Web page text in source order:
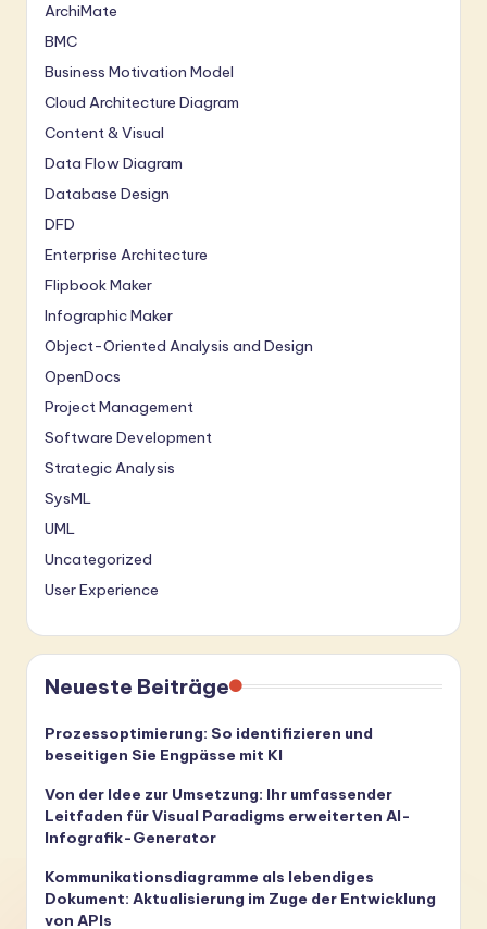
ArchiMate
BMC
Business Motivation Model
Cloud Architecture Diagram
Content & Visual
Data Flow Diagram
Database Design
DFD
Enterprise Architecture
Flipbook Maker
Infographic Maker
Object-Oriented Analysis and Design
OpenDocs
Project Management
Software Development
Strategic Analysis
SysML
UML
Uncategorized
User Experience
Neueste Beiträge
Prozessoptimierung: So identifizieren und
beseitigen Sie Engpässe mit KI
Von der Idee zur Umsetzung: Ihr umfassender
Leitfaden für Visual Paradigms erweiterten AI-
Infografik-Generator
Kommunikationsdiagramme als lebendiges
Dokument: Aktualisierung im Zuge der Entwicklung
von APIs